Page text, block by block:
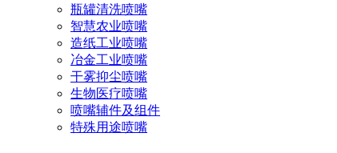
瓶罐清洗喷嘴
智慧农业喷嘴
造纸工业喷嘴
冶金工业喷嘴
干雾抑尘喷嘴
生物医疗喷嘴
喷嘴辅件及组件
特殊用途喷嘴